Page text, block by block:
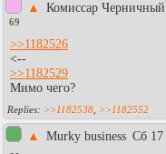
▲ Комиссар
69
>>1182526
<--
>>1182529
Мимо чего?
>>1182538 >>1182552
▲ Murky business Сб 17